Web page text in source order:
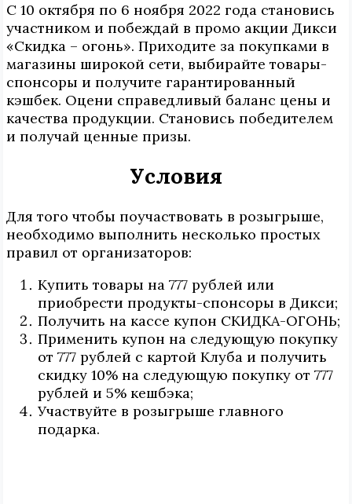
С 10 октября по 6 ноября 2022 года становись
участником и побеждай в промо акции Дикси
«Скидка – огонь». Приходите за покупками в
магазины широкой сети, выбирайте товары-
спонсоры и получите гарантированный
кэшбек. Оцени справедливый баланс цены и
качества продукции. Становись победителем
и получай ценные призы.
Условия
Для того чтобы поучаствовать в розыгрыше,
необходимо выполнить несколько простых
правил от организаторов:
Купить товары на 777 рублей или
приобрести продукты-спонсоры в Дикси;
Получить на кассе купон СКИДКА-ОГОНЬ;
Применить купон на следующую покупку
от 777 рублей с картой Клуба и получить
скидку 10% на следующую покупку от 777
рублей и 5% кешбэка;
Участвуйте в розыгрыше главного
подарка.